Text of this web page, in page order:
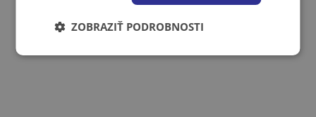
ZOBRAZIŤ PODROBNOSTI